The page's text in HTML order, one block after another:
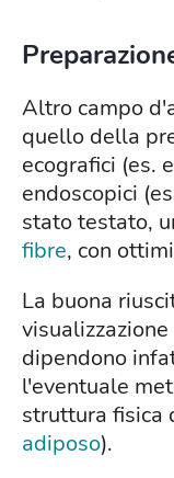
Altro campo
quello della
ecografici (es.
endoscopici
stato testato,
fibre, con
La buona
dipendono
l'eventuale
struttura fisica
adiposo).